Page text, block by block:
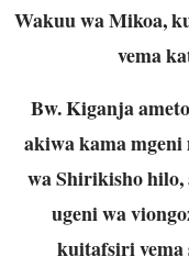
Wakuu wa Mikoa,
vema
Bw. Kiganja
akiwa kama
wa Shirikisho
ugeni wa
kuitafsiri